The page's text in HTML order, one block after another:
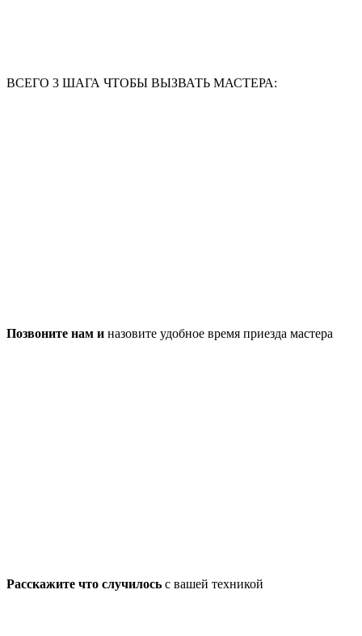
ВСЕГО 3 ШАГА ЧТОБЫ ВЫЗВАТЬ МАСТЕРА:
Позвоните нам и назовите удобное время приезда мастера
Расскажите что случилось с вашей техникой